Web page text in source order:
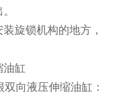
旋锁机构的地方，
油缸
向液压伸缩油缸：